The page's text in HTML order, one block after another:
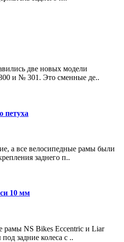
две новых модели
и № 301. Это сменные де..
петуха
а все велосипедные рамы были
заднего п..
10 мм
рамы NS Bikes Eccentric и Liar
задние колеса с ..